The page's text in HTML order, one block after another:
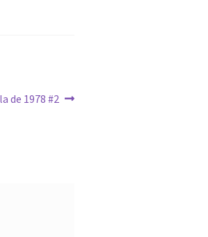
de 1978 #2